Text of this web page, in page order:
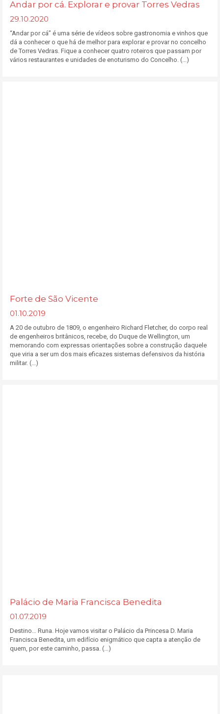
Andar por cá. Explorar e provar Torres Vedras
29.10.2020
“Andar por cá” é uma série de vídeos sobre gastronomia e vinhos que
dá a conhecer o que há de melhor para explorar e provar no concelho
de Torres Vedras. Fique a conhecer quatro roteiros que passam por
vários restaurantes e unidades de enoturismo do Concelho. (...)
Forte de São Vicente
01.10.2019
A 20 de outubro de 1809, o engenheiro Richard Fletcher, do corpo real
de engenheiros britânicos, recebe, do Duque de Wellington, um
memorando com expressas orientações sobre a construção daquele
que viria a ser um dos mais eficazes sistemas defensivos da história
militar. (...)
Palácio de Maria Francisca Benedita
01.07.2019
Destino… Runa. Hoje vamos visitar o Palácio da Princesa D. Maria
Francisca Benedita, um edifício enigmático que capta a atenção de
quem, por este caminho, passa. (...)